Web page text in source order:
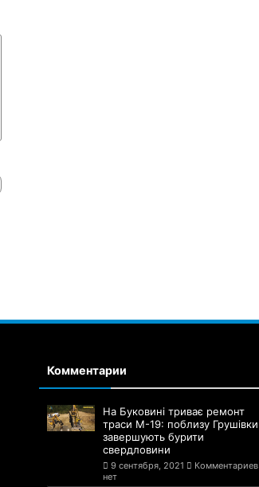
Комментарии
На Буковині триває ремонт
траси М-19: поблизу Грушівки
завершують бурити
свердловини
9 сентября, 2021
Комментариев
нет